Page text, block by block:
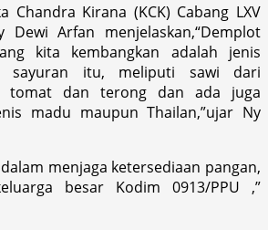
Chandra Kirana (KCK) Cabang LXV
Dewi Arfan menjelaskan,“Demplot
kita kembangkan adalah jenis
sayuran itu, meliputi sawi dari
tomat dan terong dan ada juga
madu maupun Thailan,”ujar Ny
menjaga ketersediaan pangan,
besar Kodim 0913/PPU ,”